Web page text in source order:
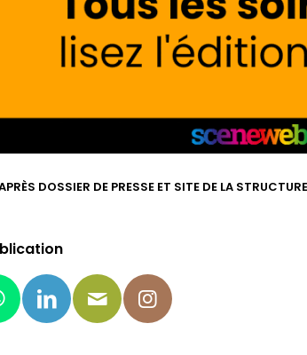
DOSSIER DE PRESSE ET SITE DE LA STRUCTURE